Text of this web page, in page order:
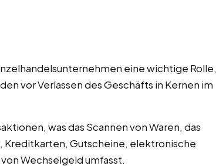
eine wichtige Rolle,
vor Verlassen des Geschäfts in Kernen im
was das Scannen von Waren, das
Kreditkarten, Gutscheine, elektronische
Wechselgeld umfasst.